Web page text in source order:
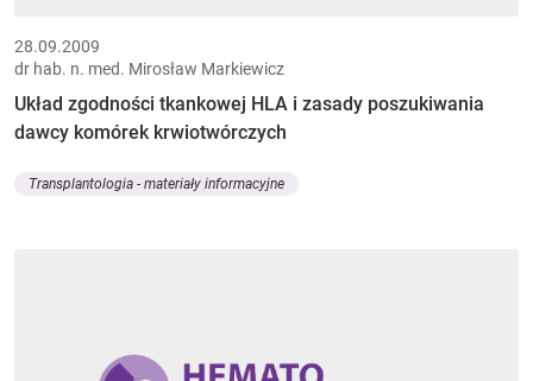
28.09.2009
dr hab. n. med. Mirosław Markiewicz
Układ zgodności tkankowej HLA i zasady poszukiwania
dawcy komórek krwiotwórczych
Transplantologia - materiały informacyjne